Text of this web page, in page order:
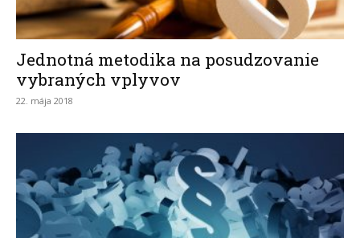
Jednotná metodika na posudzovanie
vybraných vplyvov
22. mája 2018